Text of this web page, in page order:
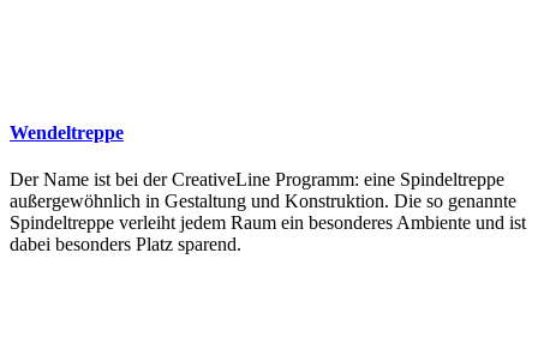
Wendeltreppe
Der Name ist bei der CreativeLine Programm: eine Spindeltreppe
außergewöhnlich in Gestaltung und Konstruktion. Die so genannte
Spindeltreppe verleiht jedem Raum ein besonderes Ambiente und ist
dabei besonders Platz sparend.